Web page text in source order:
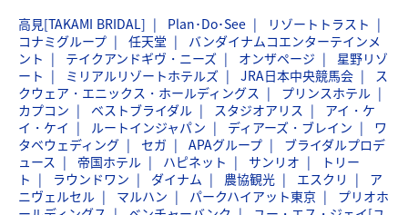
高見[TAKAMI BRIDAL] Plan･Do･See
リゾートトラスト
コナミグループ
任天堂
バンダイナムコエンターテインメ
ント
テイクアンドギヴ・ニーズ オンザページ
星野リゾ
ート
ミリアルリゾートホテルズ JRA日本中央競馬会
ス
クウェア・エニックス・ホールディングス
プリンスホテル
カプコン
ベストブライダル スタジオアリス
アイ・ケ
イ・ケイ
ルートインジャパン ディアーズ・ブレイン
ワ
タベウェディング
セガ APAグループ
ブライダルプロデ
ュース
帝国ホテル ハピネット サンリオ
トリー
ト
ラウンドワン ダイナム 農協観光 エスクリ
ア
ニヴェルセル
マルハン パークハイアット東京
プリオホ